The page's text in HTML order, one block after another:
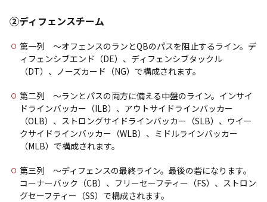
②ディフェンスチーム
第一列 〜オフェンスのランとQBのパスを阻止するライン。デ
ィフェンシブエンド（DE）、ディフェンシブタックル
（DT）、ノーズカード（NG）で構成されます。
第二列 〜ランとパスの両方に備える中盤のライン。インサイ
ドラインバッカー（ILB）、アウトサイドラインバッカー
（OLB）、ストロングサイドラインバッカー（SLB）、ウイー
クサイドラインバッカー（WLB）、ミドルラインバッカー
（MLB）で構成されます。
第三列 〜ディフェンスの最終ライン。最後の砦になります。
コーナーバック（CB）、フリーセーフティー（FS）、ストロン
グセーフティー（SS）で構成されます。